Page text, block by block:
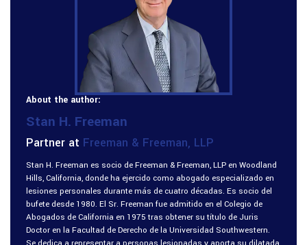
About the author:
Stan H. Freeman
Partner at Freeman & Freeman, LLP
Stan H. Freeman es socio de Freeman & Freeman, LLP en Woodland
Hills, California, donde ha ejercido como abogado especializado en
lesiones personales durante más de cuatro décadas. Es socio del
bufete desde 1980. El Sr. Freeman fue admitido en el Colegio de
Abogados de California en 1975 tras obtener su título de Juris
Doctor en la Facultad de Derecho de la Universidad Southwestern.